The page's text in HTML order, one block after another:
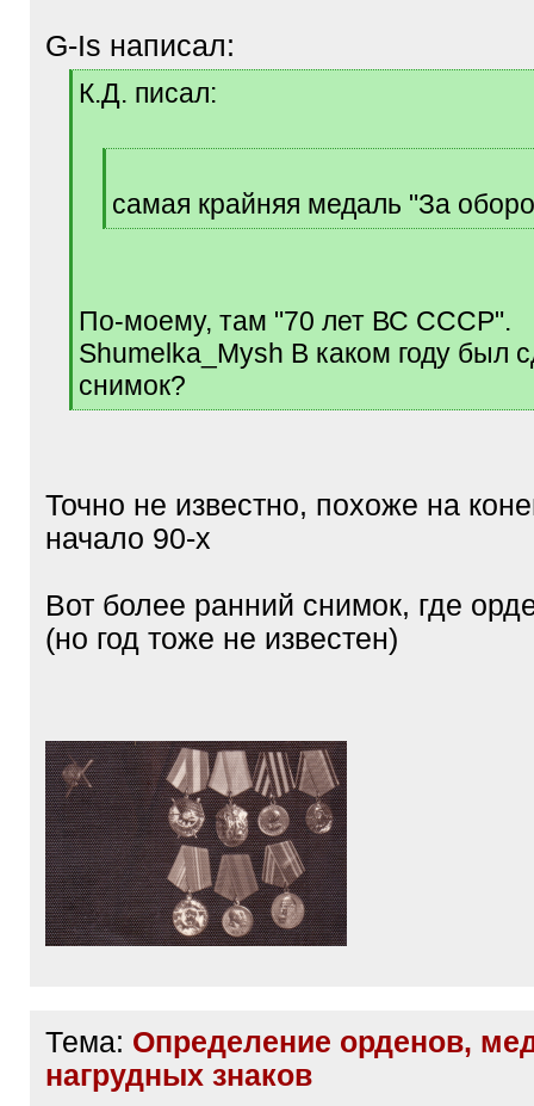
G-Is написал:
[
qК.Д. писал:
]самая крайняя медаль "За
[
По-моему, там "70 лет ВС СССР".
Shumelka_Mysh В каком году был
снимок?
[
Точно не известно, похоже на
начало 90-х
Вот более ранний снимок, где
(но год тоже не известен)
Тема: Определение орденов,
нагрудных знаков